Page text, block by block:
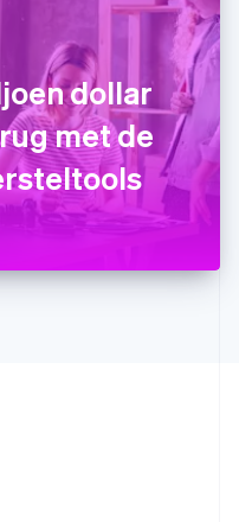
dollar
met de